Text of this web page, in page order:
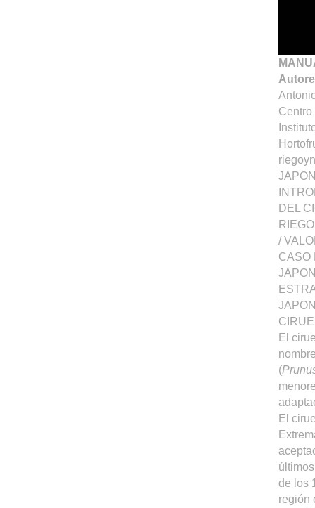
DEL
/
CASO
El
(
El
de los
región